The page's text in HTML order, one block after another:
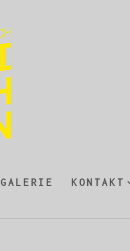
GALERIE KONTAKT